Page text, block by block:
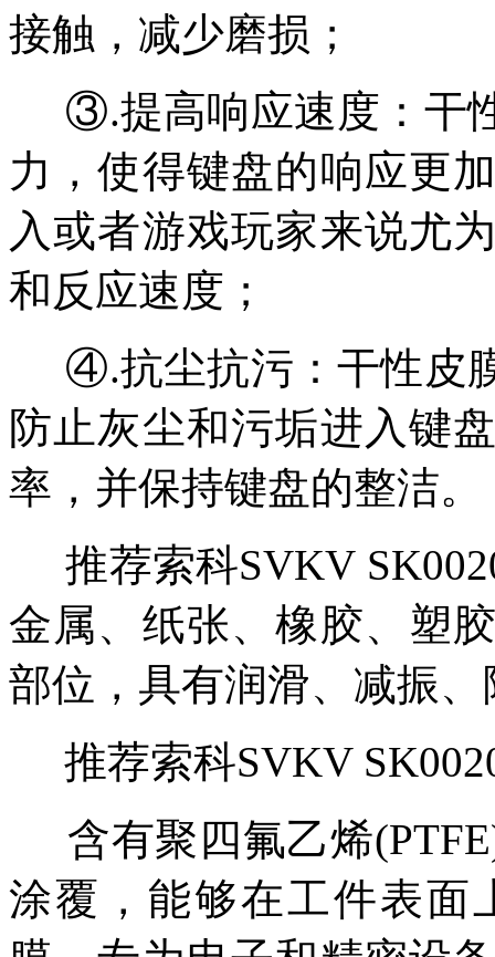
接触，减少磨损 ；
③.提高响应速度：干
力，使得键盘的响应更
入或者游戏玩家来说尤
和反应速度 ；
④.抗尘抗污：干性皮
防止灰尘和污垢进入键
率，并保持键盘的整洁。
推荐索科SVKV
金属、纸张、橡胶、塑
部位，具有润滑、减振
推荐索科SVKV
含有聚四氟乙烯
涂覆，能够在工件表面